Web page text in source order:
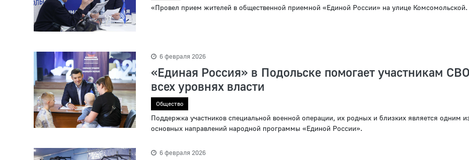
«Провел прием жителей в общественной приемной «Единой России» на улице Комсомольской.
6 февраля 2026
«Единая Россия» в Подольске помогает участникам
всех уровнях власти
Общество
Поддержка участников специальной военной операции, их родных и близких является одним
основных направлений народной программы «Единой России».
6 февраля 2026